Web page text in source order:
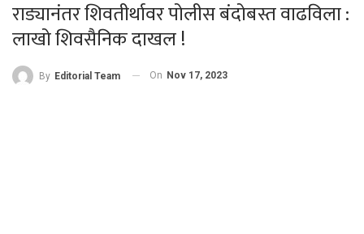
राड्यानंतर शिवतीर्थावर पोलीस बंदोबस्त वाढविला :
लाखो शिवसैनिक दाखल !
By Editorial Team On Nov 17, 2023